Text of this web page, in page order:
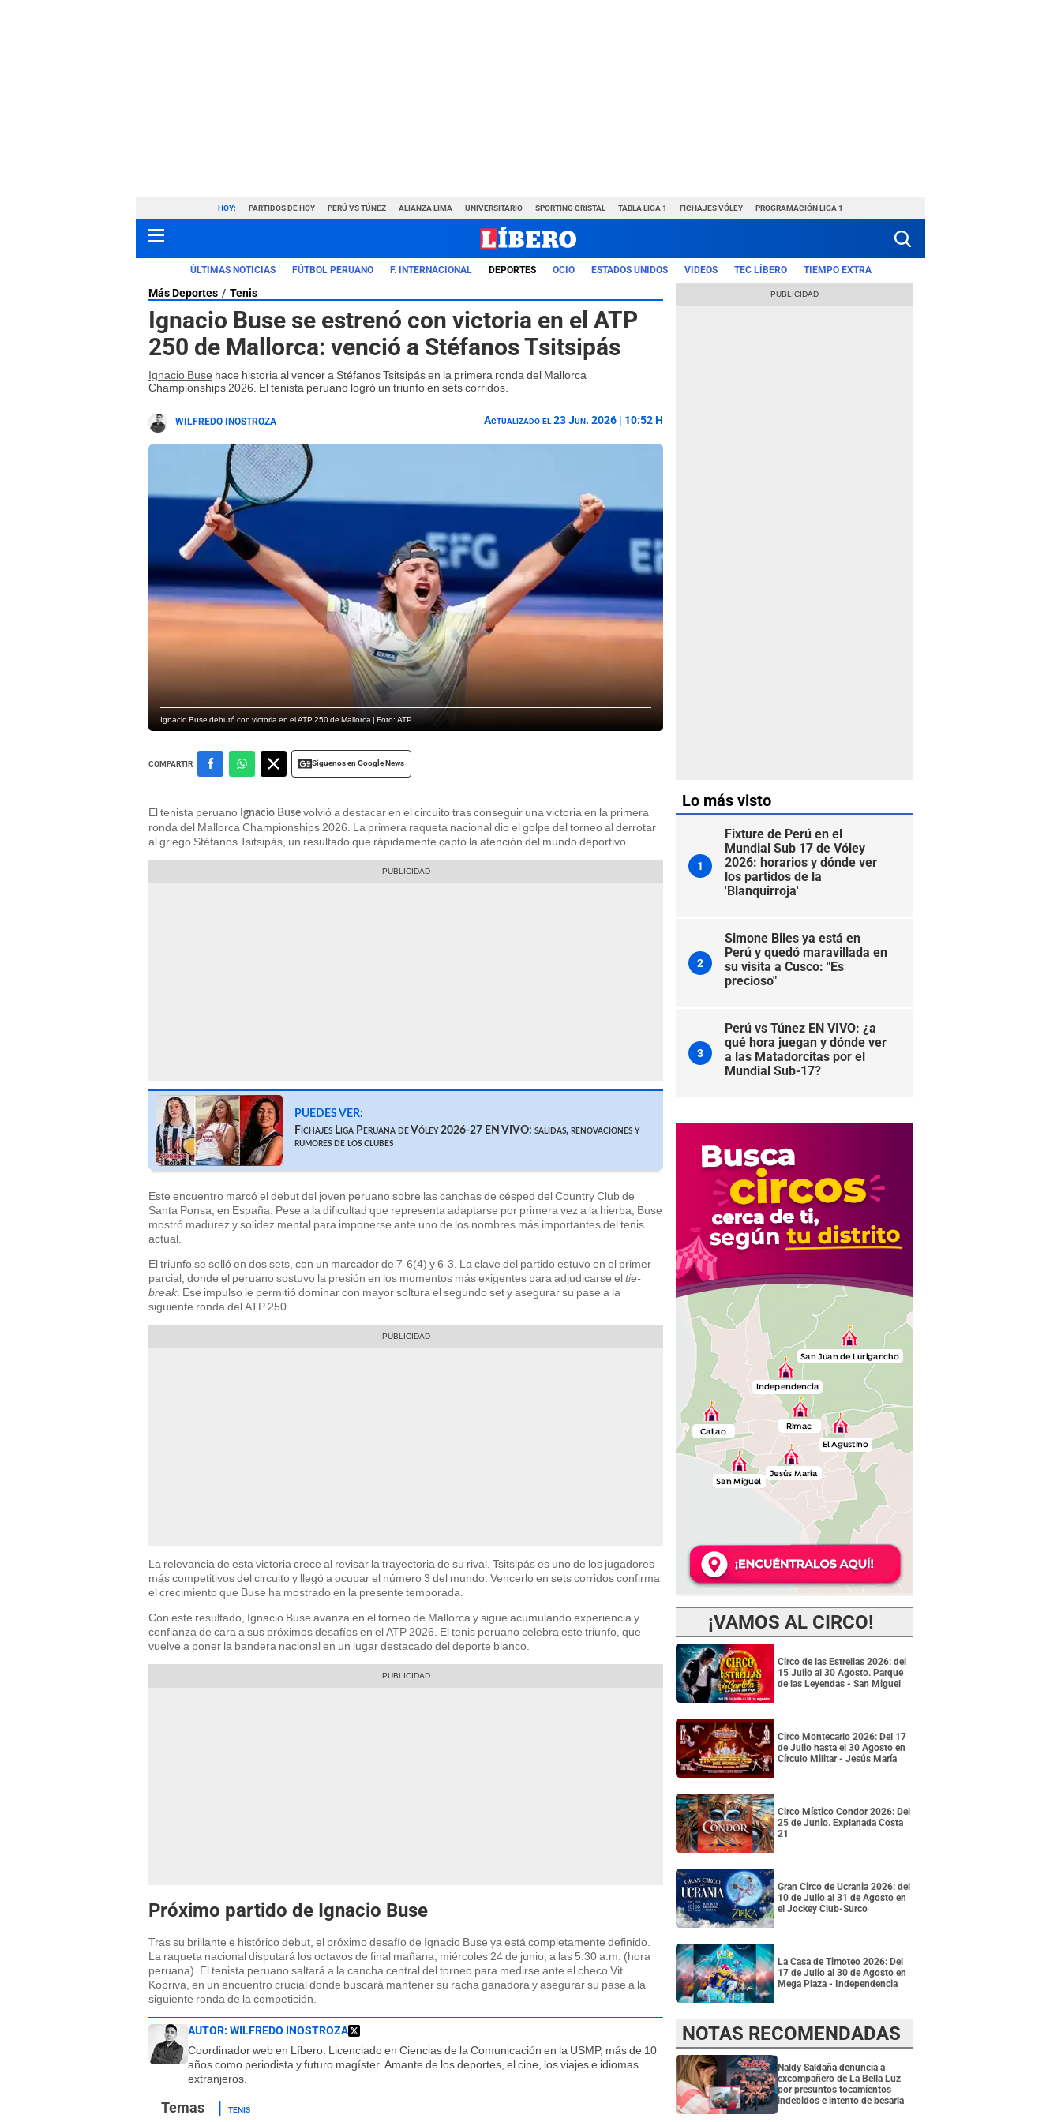
HOY: PARTIDOS DE HOY PERÚ VS TÚNEZ ALIANZA LIMA UNIVERSITARIO SPORTING CRISTAL TABLA LIGA 1 FICHAJES VÓLEY PROGRAMACIÓN LIGA 1
ÚLTIMAS NOTICIAS FÚTBOL PERUANO F. INTERNACIONAL DEPORTES OCIO ESTADOS UNIDOS VIDEOS TEC LÍBERO TIEMPO EXTRA
Más Deportes Tenis
Ignacio Buse se estrenó con victoria en el ATP
250 de Mallorca: venció a Stéfanos Tsitsipás
Ignacio Buse hace historia al vencer a Stéfanos Tsitsipás en la primera ronda del Mallorca
Championships 2026. El tenista peruano logró un triunfo en sets corridos.
WILFREDO INOSTROZA Actualizado el 23 Jun. 2026 | 10:52 H
Ignacio Buse debutó con victoria en el ATP 250 de Mallorca | Foto: ATP
COMPARTIR Siguenos en Google News
El tenista peruano Ignacio Buse volvió a destacar en el circuito tras conseguir una victoria en la primera
ronda del Mallorca Championships 2026. La primera raqueta nacional dio el golpe del torneo al derrotar
al griego Stéfanos Tsitsipás, un resultado que rápidamente captó la atención del mundo deportivo.
PUEDES VER:
Fichajes Liga Peruana de Vóley 2026-27 EN VIVO: salidas, renovaciones y
rumores de los clubes
Este encuentro marcó el debut del joven peruano sobre las canchas de césped del Country Club de
Santa Ponsa, en España. Pese a la dificultad que representa adaptarse por primera vez a la hierba, Buse
mostró madurez y solidez mental para imponerse ante uno de los nombres más importantes del tenis
actual.
El triunfo se selló en dos sets, con un marcador de 7-6(4) y 6-3. La clave del partido estuvo en el primer
parcial, donde el peruano sostuvo la presión en los momentos más exigentes para adjudicarse eltie-
break . Ese impulso le permitió dominar con mayor soltura el segundo set y asegurar su pase a la
siguiente ronda del ATP 250.
La relevancia de esta victoria crece al revisar la trayectoria de su rival. Tsitsipás es uno de los jugadores
más competitivos del circuito y llegó a ocupar el número 3 del mundo. Vencerlo en sets corridos confirma
el crecimiento que Buse ha mostrado en la presente temporada.
Con este resultado, Ignacio Buse avanza en el torneo de Mallorca y sigue acumulando experiencia y
confianza de cara a sus próximos desafíos en el ATP 2026. El tenis peruano celebra este triunfo, que
vuelve a poner la bandera nacional en un lugar destacado del deporte blanco.
Próximo partido de Ignacio Buse
Tras su brillante e histórico debut, el próximo desafío de Ignacio Buse ya está completamente definido.
La raqueta nacional disputará los octavos de final mañana, miércoles 24 de junio, a las 5:30 a.m. (hora
peruana). El tenista peruano saltará a la cancha central del torneo para medirse ante el checo Vit
Kopriva, en un encuentro crucial donde buscará mantener su racha ganadora y asegurar su pase a la
siguiente ronda de la competición.
AUTOR: WILFREDO INOSTROZA
Coordinador web en Líbero. Licenciado en Ciencias de la Comunicación en la USMP, más de 10
años como periodista y futuro magíster. Amante de los deportes, el cine, los viajes e idiomas
extranjeros.
TENIS
Lo más visto
1
Fixture de Perú en el
Mundial Sub 17 de Vóley
2026: horarios y dónde ver
los partidos de la
'Blanquirroja'
2
Simone Biles ya está en
Perú y quedó maravillada en
su visita a Cusco: "Es
precioso"
3
Perú vs Túnez EN VIVO: ¿a
qué hora juegan y dónde ver
a las Matadorcitas por el
Mundial Sub-17?
¡VAMOS AL CIRCO!
Circo de las Estrellas 2026: del
15 Julio al 30 Agosto. Parque
de las Leyendas - San Miguel
Circo Montecarlo 2026: Del 17
de Julio hasta el 30 Agosto en
Círculo Militar - Jesús María
Circo Místico Condor 2026: Del
25 de Junio. Explanada Costa
21
Gran Circo de Ucrania 2026: del
10 de Julio al 31 de Agosto en
el Jockey Club-Surco
La Casa de Timoteo 2026: Del
17 de Julio al 30 de Agosto en
Mega Plaza - Independencia
NOTAS RECOMENDADAS
Naldy Saldaña denuncia a
excompañero de La Bella Luz
por presuntos tocamientos
indebidos e intento de besarla